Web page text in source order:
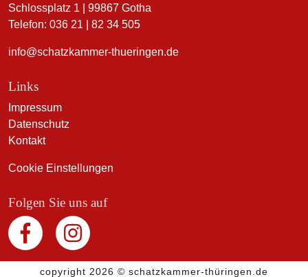
Schlossplatz 1 | 99867 Gotha
Telefon: 036 21 | 82 34 505
info@schatzkammer-thueringen.de
Links
Impressum
Datenschutz
Kontakt
Cookie Einstellungen
Folgen Sie uns auf
copyright 2026 © schatzkammer-thüringen.de